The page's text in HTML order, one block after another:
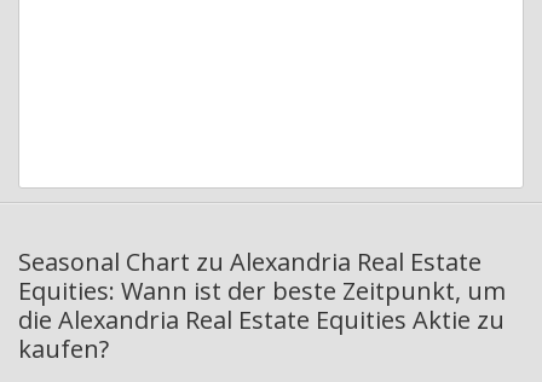
Seasonal Chart zu Alexandria Real Estate
Equities: Wann ist der beste Zeitpunkt, um
die Alexandria Real Estate Equities Aktie zu
kaufen?